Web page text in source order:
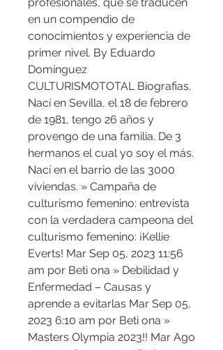
en un compendio de
conocimientos y experiencia de
primer nivel. By Eduardo
Domínguez
CULTURISMOTOTAL Biografias.
Nací en Sevilla, el 18 de febrero
de 1981, tengo 26 años y
provengo de una familia. De 3
hermanos el cual yo soy el más.
Nací en el barrio de las 3000
viviendas. » Campaña de
culturismo femenino: entrevista
con la verdadera campeona del
culturismo femenino: ¡Kellie
Everts! Mar Sep 05, 2023 11:56
am por Beti ona » Debilidad y
Enfermedad – Causas y
aprende a evitarlas Mar Sep 05,
2023 6:10 am por Beti ona »
Masters Olympia 2023!! Mar Ago